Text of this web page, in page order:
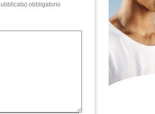
obbligatorio